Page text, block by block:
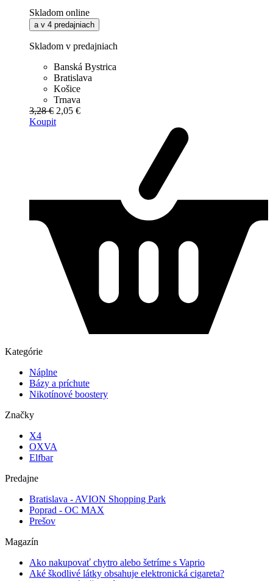
Skladom online
a v 4 predajniach
Skladom v predajniach
Banská Bystrica
Bratislava
Košice
Trnava
3,28 € 2,05 €
Koupit
Kategórie
Náplne
Bázy a príchute
Nikotínové boostery
Značky
X4
OXVA
Elfbar
Predajne
Bratislava - AVION Shopping Park
Poprad - OC MAX
Prešov
Magazín
Ako nakupovať chytro alebo šetríme s Vaprio
Aké škodlivé látky obsahuje elektronická cigareta?